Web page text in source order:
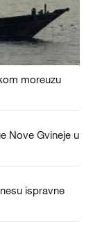
moreuzu
Nove Gvineje u
ispravne